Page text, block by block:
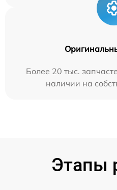
Более 20 тыс.
наличии на
Этапы